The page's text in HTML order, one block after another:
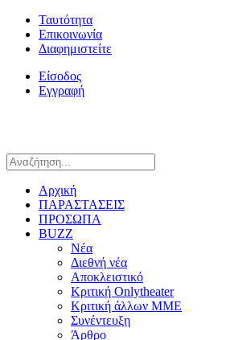
Ταυτότητα
Επικοινωνία
Διαφημιστείτε
Είσοδος
Εγγραφή
Αρχική
ΠΑΡΑΣΤΑΣΕΙΣ
ΠΡΟΣΩΠΑ
BUZZ
Νέα
Διεθνή νέα
Αποκλειστικό
Κριτική Onlytheater
Κριτική άλλων ΜΜΕ
Συνέντευξη
Άρθρο